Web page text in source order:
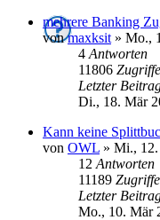
mehrere Banking
vonmaxksit » Mo.,
4 Antworten
11806 Zugriffe
Letzter
Di., 18. Mär
Kann keine
von OWL » Mi., 12.
12 Antworten
11189 Zugriffe
Letzter
Mo., 10. Mär